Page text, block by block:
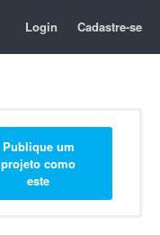
Login Cadastre-se
Publique um
projeto como
este